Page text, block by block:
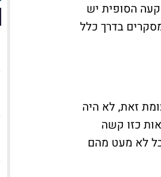
הסופית יש
בדרך כלל
35 ב-6.4%. הרבעון השני, לעומת זאת, לא היה
איבד כ-1.35%, מדד ת"א 125 איבד 4.4%. במציאות כזו קשה
לא מעט מהם